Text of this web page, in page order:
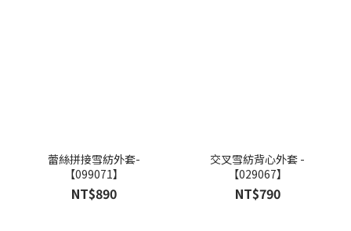
蕾絲拼接雪紡外套-
【099071】
NT$890
交叉雪紡背心外套 -
【029067】
NT$790